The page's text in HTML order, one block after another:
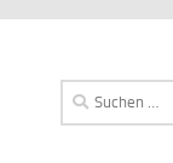
Suchen
nach: